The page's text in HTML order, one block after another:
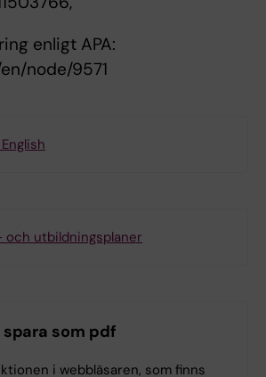
enligt APA:
node/9571
och utbildningsplaner
som pdf
i webbläsaren, som finns